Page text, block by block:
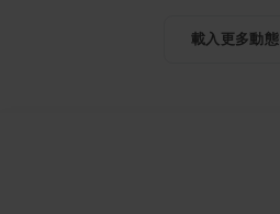
載入更多動態